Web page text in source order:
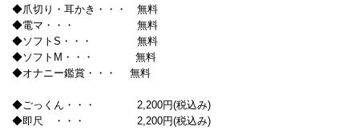
◆爪切り・耳かき・・・ 無料
◆電マ・・・ 無料
◆ソフトS・・・ 無料
◆ソフトM・・・ 無料
◆オナニー鑑賞・・・ 無料
◆ごっくん・・・ 2,200円(税込み)
◆即尺 ・・・ 2,200円(税込み)